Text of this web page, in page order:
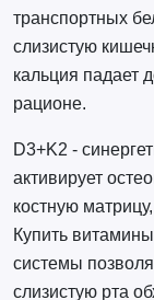
транспортных
слизистую
кальция падает
рационе.
D3+K2 -
активирует
костную
Купить
системы
слизистую рта